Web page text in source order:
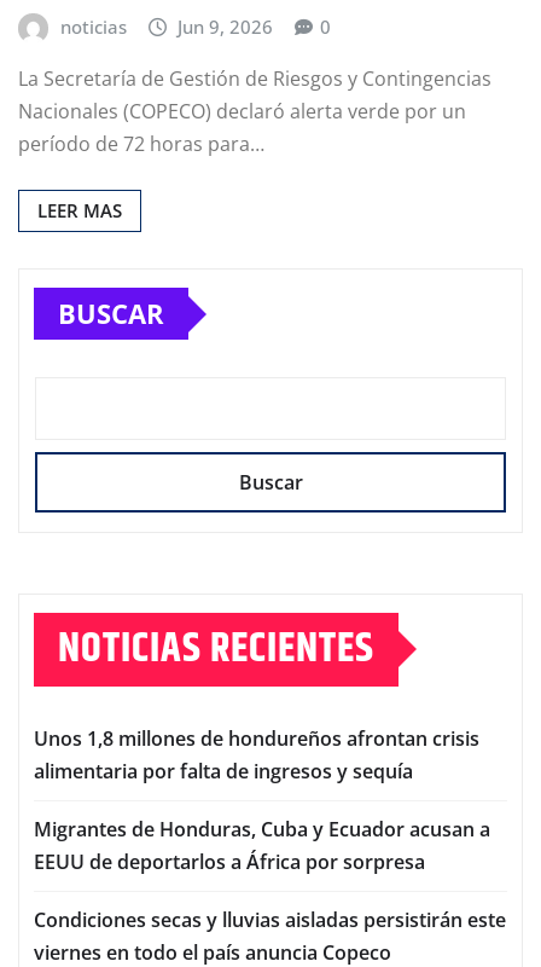
noticias Jun 9, 2026 0
La Secretaría de Gestión de Riesgos y Contingencias
Nacionales (COPECO) declaró alerta verde por un
período de 72 horas para…
LEER MAS
BUSCAR
Buscar
NOTICIAS RECIENTES
Unos 1,8 millones de hondureños afrontan crisis
alimentaria por falta de ingresos y sequía
Migrantes de Honduras, Cuba y Ecuador acusan a
EEUU de deportarlos a África por sorpresa
Condiciones secas y lluvias aisladas persistirán este
viernes en todo el país anuncia Copeco